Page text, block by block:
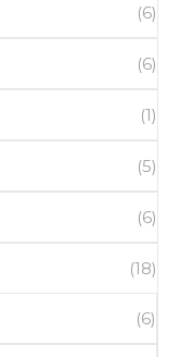
(6)
(6)
(1)
(5)
(6)
(18)
(6)